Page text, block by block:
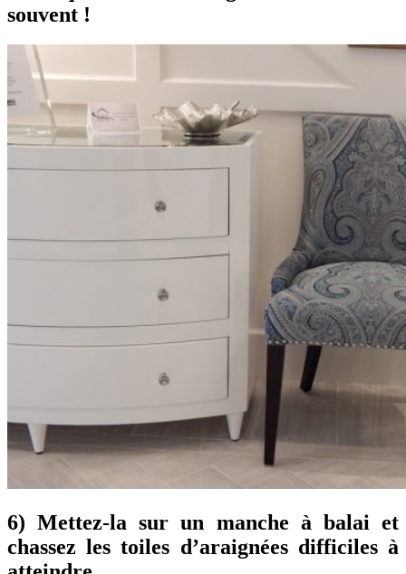
souvent !
6) Mettez-la sur un manche à balai et
chassez les toiles d’araignées difficiles à